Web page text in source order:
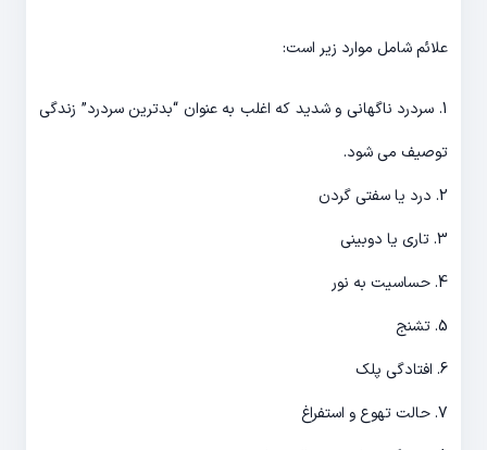
علائم شامل موارد زیر است:
1. سردرد ناگهانی و شدید که اغلب به عنوان “بدترین سردرد” زندگی
توصیف می شود.
2. درد یا سفتی گردن
3. تاری یا دوبینی
4. حساسیت به نور
5. تشنج
6. افتادگی پلک
7. حالت تهوع و استفراغ